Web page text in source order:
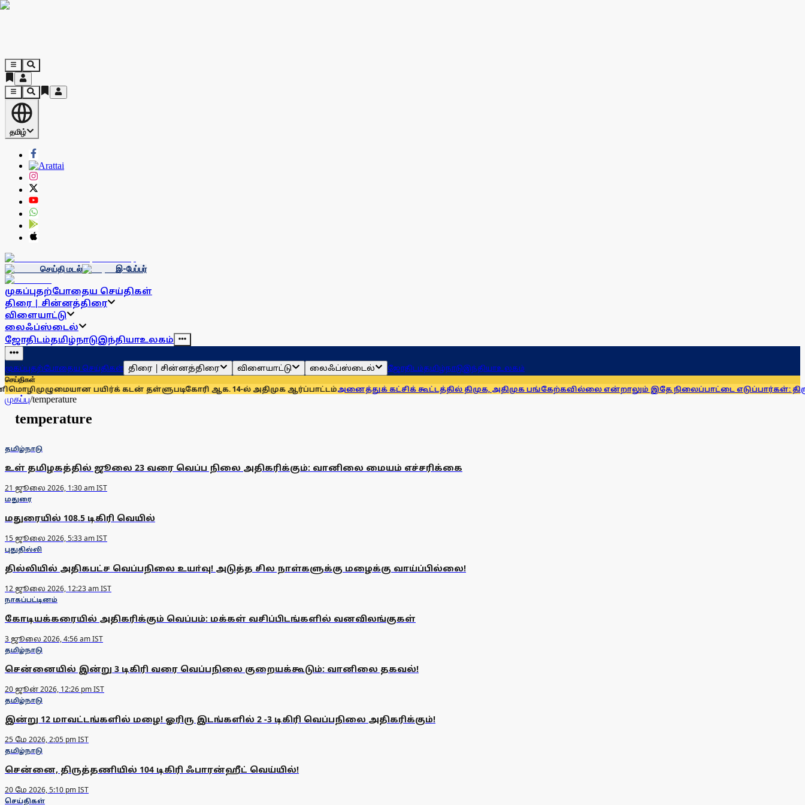
தமிழ்
செய்தி மடல் இ-பேப்பர்
முகப்புதற்போதைய செய்திகள்
திரை | சின்னத்திரை
விளையாட்டு
லைஃப்ஸ்டைல்
ஜோதிடம்தமிழ்நாடுஇந்தியாஉலகம்
முகப்புதற்போதைய செய்திகள் திரை | சின்னத்திரை விளையாட்டு லைஃப்ஸ்டைல் ஜோதிடம்தமிழ்நாடுஇந்தியாஉலகம்
செய்திகள்
முழுமையான பயிர்க் கடன் தள்ளுபடிகோரி ஆக. 14-ல் அதிமுக ஆர்ப்பாட்டம்அனைத்துக் கட்சிக் கூட்டத்தில் திமுக, அதிமுக பங்கேற்கவில்லை என்றாலும் இதே நிலைப்பாட்டை எடுப்பார்கள்:
முகப்பு/temperature
temperature
தமிழ்நாடு
உள் தமிழகத்தில் ஜூலை 23 வரை வெப்ப நிலை அதிகரிக்கும்: வானிலை மையம் எச்சரிக்கை
21 ஜூலை 2026, 1:30 am IST
மதுரை
மதுரையில் 108.5 டிகிரி வெயில்
15 ஜூலை 2026, 5:33 am IST
புதுதில்லி
தில்லியில் அதிகபட்ச வெப்பநிலை உயா்வு! அடுத்த சில நாள்களுக்கு மழைக்கு வாய்ப்பில்லை!
12 ஜூலை 2026, 12:23 am IST
நாகப்பட்டினம்
கோடியக்கரையில் அதிகரிக்கும் வெப்பம்: மக்கள் வசிப்பிடங்களில் வனவிலங்குகள்
3 ஜூலை 2026, 4:56 am IST
தமிழ்நாடு
சென்னையில் இன்று 3 டிகிரி வரை வெப்பநிலை குறையக்கூடும்: வானிலை தகவல்!
20 ஜூன் 2026, 12:26 pm IST
தமிழ்நாடு
இன்று 12 மாவட்டங்களில் மழை! ஓரிரு இடங்களில் 2 -3 டிகிரி வெப்பநிலை அதிகரிக்கும்!
25 மே 2026, 2:05 pm IST
தமிழ்நாடு
சென்னை, திருத்தணியில் 104 டிகிரி ஃபாரன்ஹீட் வெய்யில்!
20 மே 2026, 5:10 pm IST
செய்திகள்